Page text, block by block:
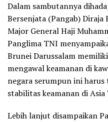
Dalam sambutannya
Bersenjata (Pangab) Diraja
Major General Haji
Panglima TNI
Brunei Darussalam
mengawal keamanan di
negara serumpun ini
stabilitas keamanan di Asia
Lebih lanjut disampaikan